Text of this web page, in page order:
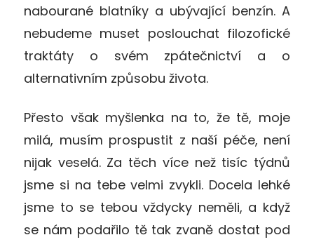
nabourané blatníky a ubývající benzín. A
nebudeme muset poslouchat filozofické
traktáty o svém zpátečnictví a o
alternativním způsobu života.
Přesto však myšlenka na to, že tě, moje
milá, musím prospustit z naší péče, není
nijak veselá. Za těch více než tisíc týdnů
jsme si na tebe velmi zvykli. Docela lehké
jsme to se tebou vždycky neměli, a když
se nám podařilo tě tak zvaně dostat pod